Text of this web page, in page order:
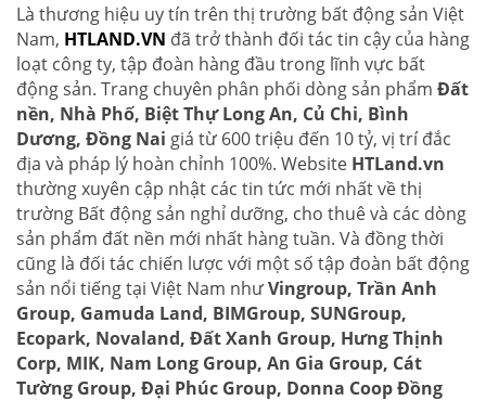
Là thương hiệu uy tín trên thị trường bất động sản Việt
Nam, HTLAND.VN đã trở thành đối tác tin cậy của hàng
loạt công ty, tập đoàn hàng đầu trong lĩnh vực bất
động sản. Trang chuyên phân phối dòng sản phẩm Đất
nền, Nhà Phố, Biệt Thự Long An, Củ Chi, Bình
Dương, Đồng Nai giá từ 600 triệu đến 10 tỷ, vị trí đắc
địa và pháp lý hoàn chỉnh 100%. Website HTLand.vn
thường xuyên cập nhật các tin tức mới nhất về thị
trường Bất động sản nghỉ dưỡng, cho thuê và các dòng
sản phẩm đất nền mới nhất hàng tuần. Và đồng thời
cũng là đối tác chiến lược với một số tập đoàn bất động
sản nổi tiếng tại Việt Nam nhưVingroup, Trần Anh
Group, Gamuda Land, BIMGroup, SUNGroup,
Ecopark, Novaland, Đất Xanh Group, Hưng Thịnh
Corp, MIK, Nam Long Group, An Gia Group, Cát
Tường Group, Đại Phúc Group, Donna Coop Đồng